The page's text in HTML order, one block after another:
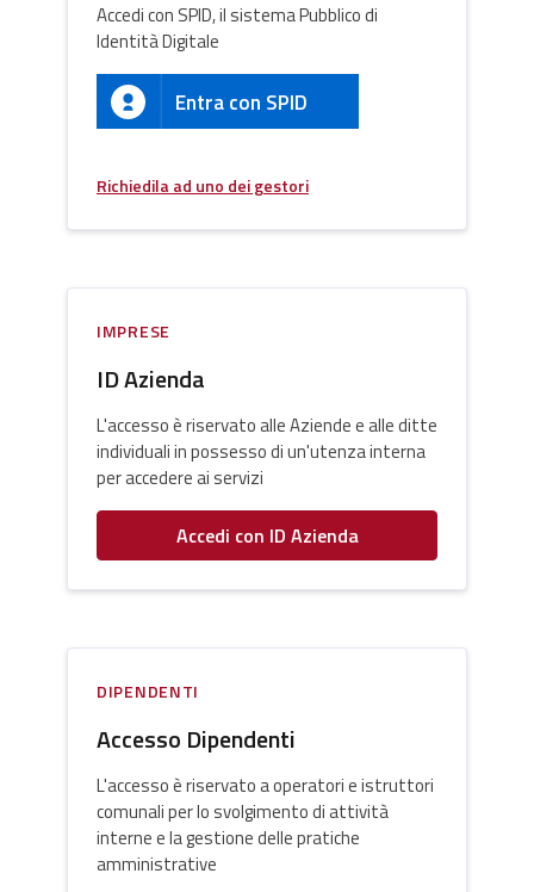
Accedi con SPID, il sistema Pubblico di
Identità Digitale
Entra con SPID
Richiedila ad uno dei gestori
IMPRESE
ID Azienda
L'accesso è riservato alle Aziende e alle ditte
individuali in possesso di un'utenza interna
per accedere ai servizi
Accedi con ID Azienda
DIPENDENTI
Accesso Dipendenti
L'accesso è riservato a operatori e istruttori
comunali per lo svolgimento di attività
interne e la gestione delle pratiche
amministrative